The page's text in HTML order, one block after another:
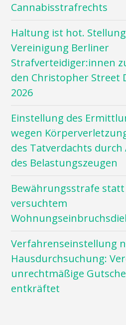
Cannabisstrafrechts
Haltung ist hot.
Vereinigung Berliner
Strafverteidiger:innen
den Christopher Street
2026
Einstellung des
wegen
des Tatverdachts
des Belastungszeugen
Bewährungsstrafe
versuchtem
Verfahrenseinstellung
Hausdurchsuchung:
unrechtmäßige
entkräftet